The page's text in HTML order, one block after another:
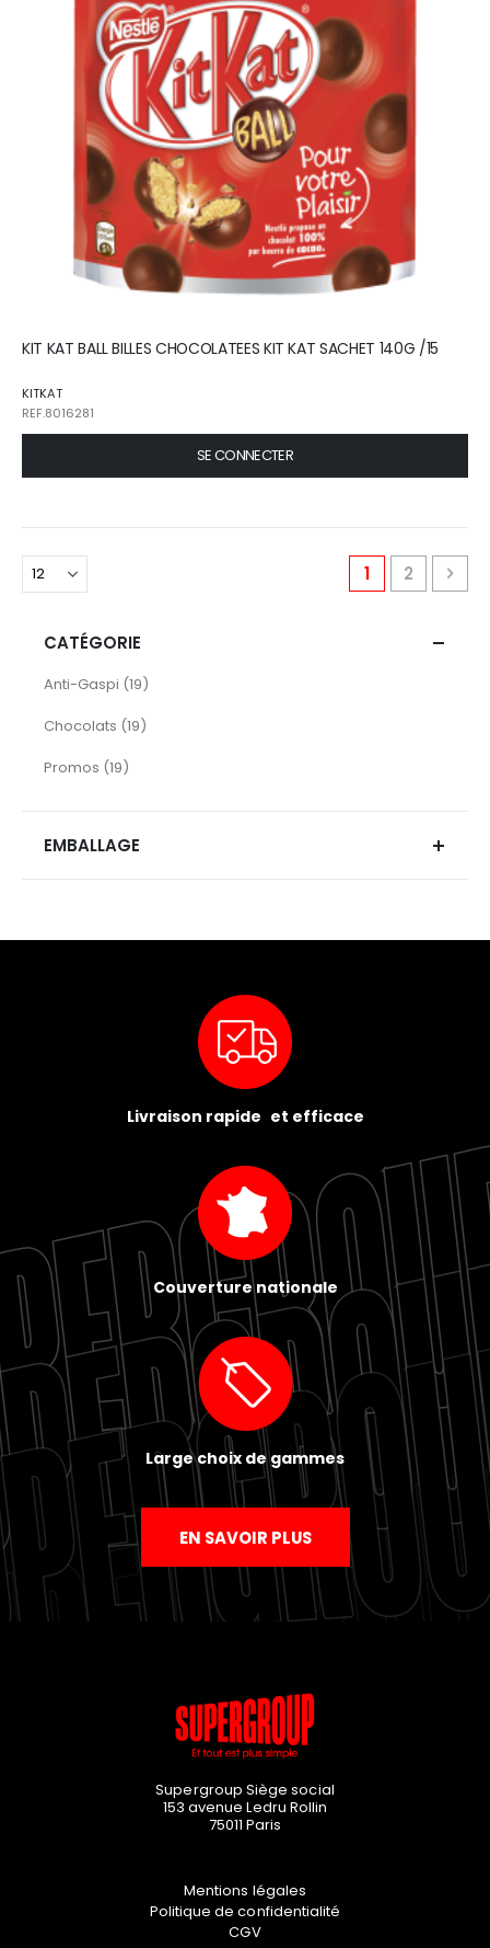
KIT KAT BALL BILLES CHOCOLATEES KIT KAT SACHET 140G /15
KITKAT
REF.8016281
SE CONNECTER
Page
You're
1 Page
2
CATÉGORIE
Anti-Gaspi 19
articles
Chocolats 19
articles
Promos 19
articles
EMBALLAGE
Livraison rapide et efficace
Couverture nationale
Large choix de gammes
EN SAVOIR PLUS
Supergroup Siège social
153 avenue Ledru Rollin
75011 Paris
Mentions légales
Politique de confidentialité
CGV